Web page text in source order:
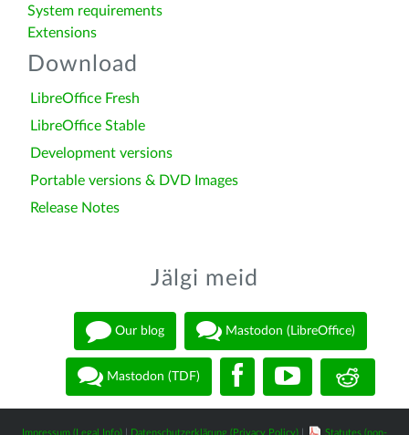
System requirements
Extensions
Download
LibreOffice Fresh
LibreOffice Stable
Development versions
Portable versions & DVD Images
Release Notes
Jälgi meid
Our blog Mastodon (LibreOffice)
Mastodon (TDF)
Impressum (Legal Info) Datenschutzerklärung (Privacy Policy) Statutes (non-